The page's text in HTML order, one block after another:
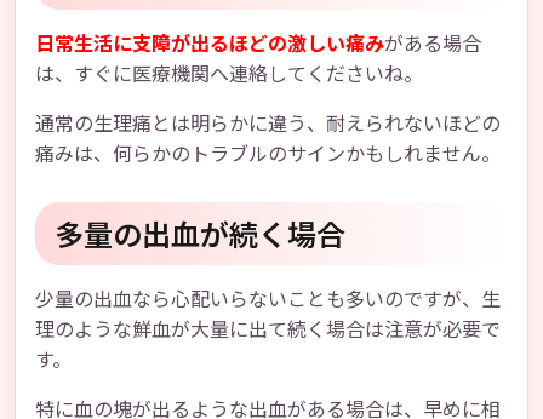
日常生活に支障が出るほどの激しい痛みがある場合
は、すぐに医療機関へ連絡してくださいね。
通常の生理痛とは明らかに違う、耐えられないほどの
痛みは、何らかのトラブルのサインかもしれません。
多量の出血が続く場合
少量の出血なら心配いらないことも多いのですが、生
理のような鮮血が大量に出て続く場合は注意が必要で
す。
特に血の塊が出るような出血がある場合は、早めに相